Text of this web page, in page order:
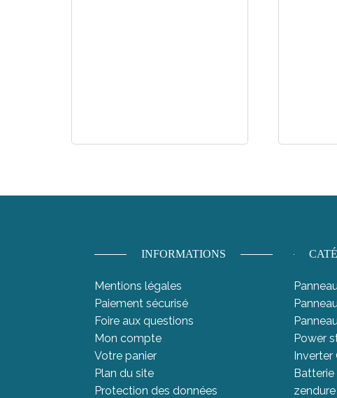
INFORMATIONS
Mentions légales
Paiement sécurisé
Foire aux questions
Mon compte
Votre panier
Plan du site
Protection des données
Power
zendure